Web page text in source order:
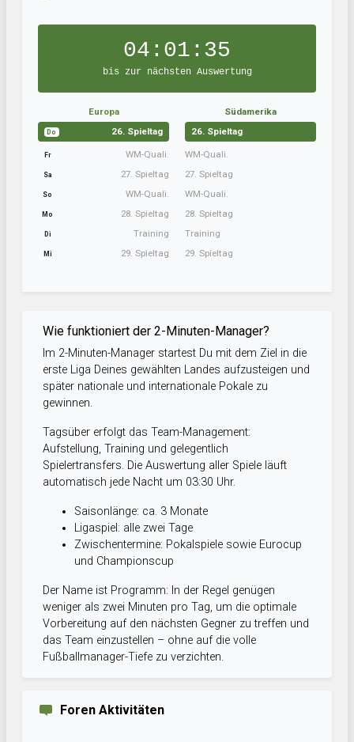
04:01:35
bis zur nächsten Auswertung
Europa
Do 26. Spieltag
Fr WM-Quali.
Sa 27. Spieltag
So WM-Quali.
Mo 28. Spieltag
Di Training
Mi 29. Spieltag
Südamerika
26. Spieltag
WM-Quali.
27. Spieltag
WM-Quali.
28. Spieltag
Training
29. Spieltag
Wie funktioniert der 2-Minuten-Manager?
Im 2-Minuten-Manager startest Du mit dem Ziel in die
erste Liga Deines gewählten Landes aufzusteigen und
später nationale und internationale Pokale zu
gewinnen.
Tagsüber erfolgt das Team-Management:
Aufstellung, Training und gelegentlich
Spielertransfers. Die Auswertung aller Spiele läuft
automatisch jede Nacht um 03:30 Uhr.
Saisonlänge: ca. 3 Monate
Ligaspiel: alle zwei Tage
Zwischentermine: Pokalspiele sowie Eurocup
und Championscup
Der Name ist Programm: In der Regel genügen
weniger als zwei Minuten pro Tag, um die optimale
Vorbereitung auf den nächsten Gegner zu treffen und
das Team einzustellen – ohne auf die volle
Fußballmanager-Tiefe zu verzichten.
Foren Aktivitäten